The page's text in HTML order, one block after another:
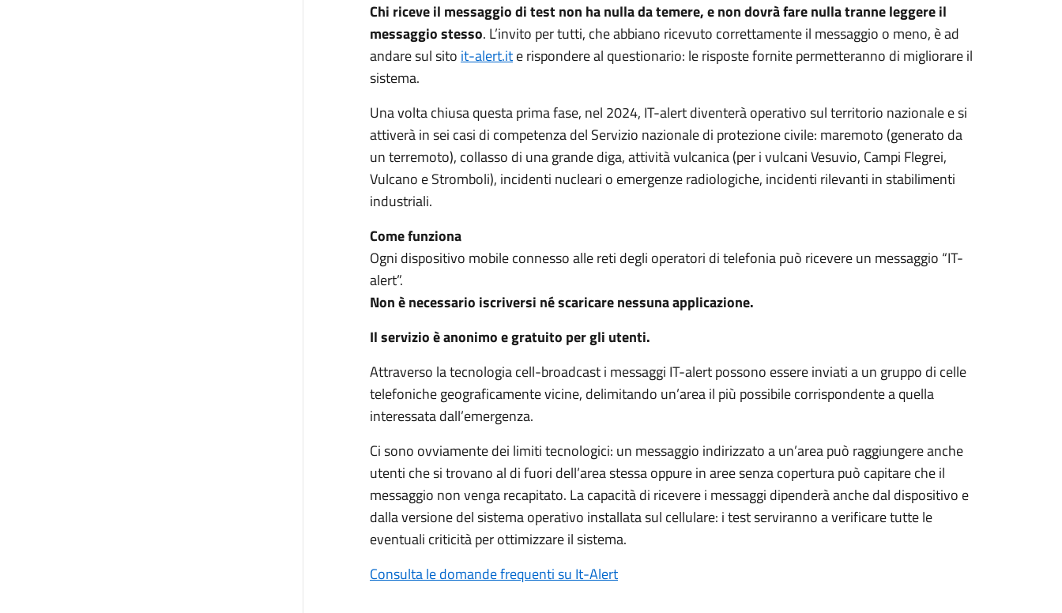
Chi riceve il messaggio di test non ha nulla da temere, e non dovrà fare nulla tranne leggere il
messaggio stesso. L’invito per tutti, che abbiano ricevuto correttamente il messaggio o meno, è ad
andare sul sito it-alert.ite rispondere al questionario: le risposte fornite permetteranno di migliorare il
sistema.
Una volta chiusa questa prima fase, nel 2024, IT-alert diventerà operativo sul territorio nazionale e si
attiverà in sei casi di competenza del Servizio nazionale di protezione civile: maremoto (generato da
un terremoto), collasso di una grande diga, attività vulcanica (per i vulcani Vesuvio, Campi Flegrei,
Vulcano e Stromboli), incidenti nucleari o emergenze radiologiche, incidenti rilevanti in stabilimenti
industriali.
Come funziona
Ogni dispositivo mobile connesso alle reti degli operatori di telefonia può ricevere un messaggio “IT-
alert”.
Non è necessario iscriversi né scaricare nessuna applicazione.
Il servizio è anonimo e gratuito per gli utenti.
Attraverso la tecnologia cell-broadcast i messaggi IT-alert possono essere inviati a un gruppo di celle
telefoniche geograficamente vicine, delimitando un’area il più possibile corrispondente a quella
interessata dall’emergenza.
Ci sono ovviamente dei limiti tecnologici: un messaggio indirizzato a un’area può raggiungere anche
utenti che si trovano al di fuori dell’area stessa oppure in aree senza copertura può capitare che il
messaggio non venga recapitato. La capacità di ricevere i messaggi dipenderà anche dal dispositivo e
dalla versione del sistema operativo installata sul cellulare: i test serviranno a verificare tutte le
eventuali criticità per ottimizzare il sistema.
Consulta le domande frequenti su It-Alert